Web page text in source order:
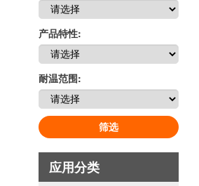
产品特性:
耐温范围:
筛选
应用分类